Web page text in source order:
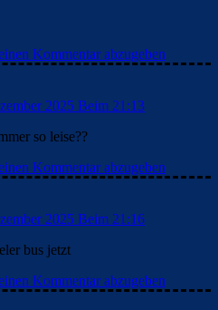
Kommentar abzugeben
2025 Beim 21:13
so leise??
Kommentar abzugeben
2025 Beim 21:16
bus jetzt
Kommentar abzugeben